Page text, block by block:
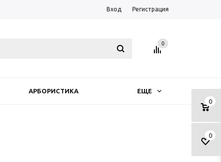
Вход Регистрация
0
0
0
АРБОРИСТИКА ЕЩЕ